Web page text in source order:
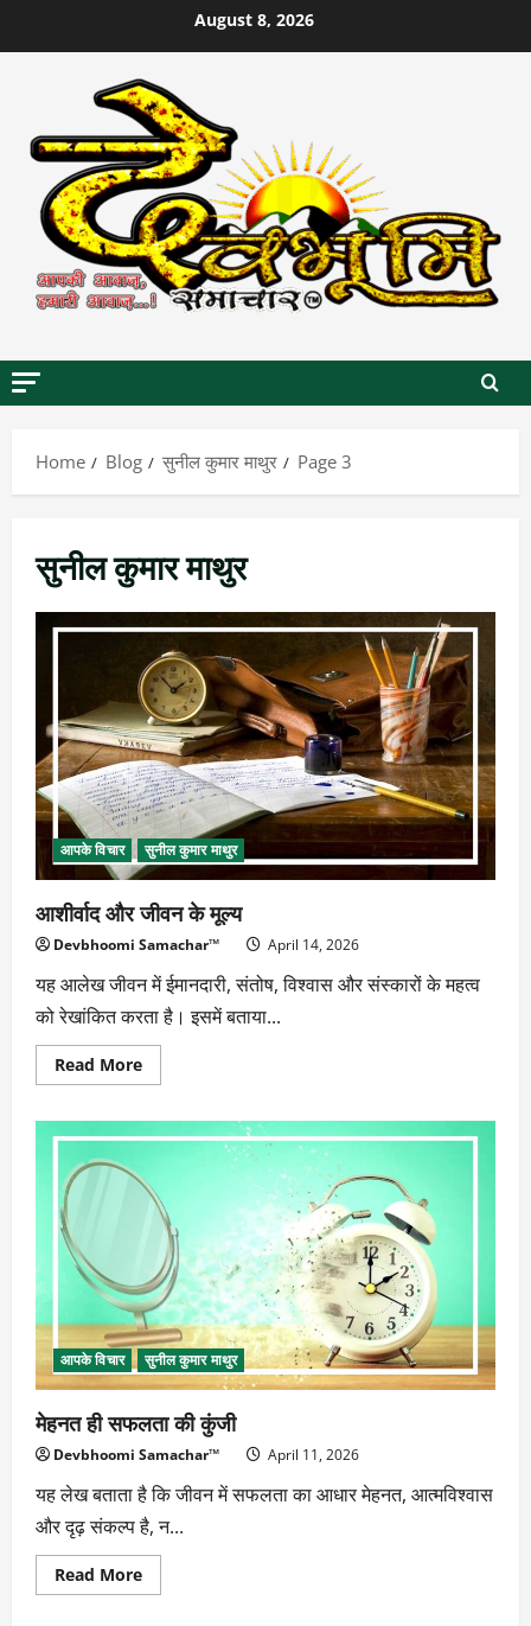
to
August 8, 2026
Home Blog सुनील कुमार माथुर Page 3
सुनील कुमार माथुर
आपके विचार सुनील कुमार माथुर
आशीर्वाद और जीवन के मूल्य
Devbhoomi Samachar™ April 14, 2026
यह आलेख जीवन में ईमानदारी, संतोष, विश्वास और संस्कारों के महत्व
को रेखांकित करता है। इसमें बताया...
Read MoreRead
more
और
जीवन
मूल्य
आपके विचार सुनील कुमार माथुर
मेहनत ही सफलता की कुंजी
Devbhoomi Samachar™ April 11, 2026
यह लेख बताता है कि जीवन में सफलता का आधार मेहनत, आत्मविश्वास
और दृढ़ संकल्प है, न...
Read MoreRead
more